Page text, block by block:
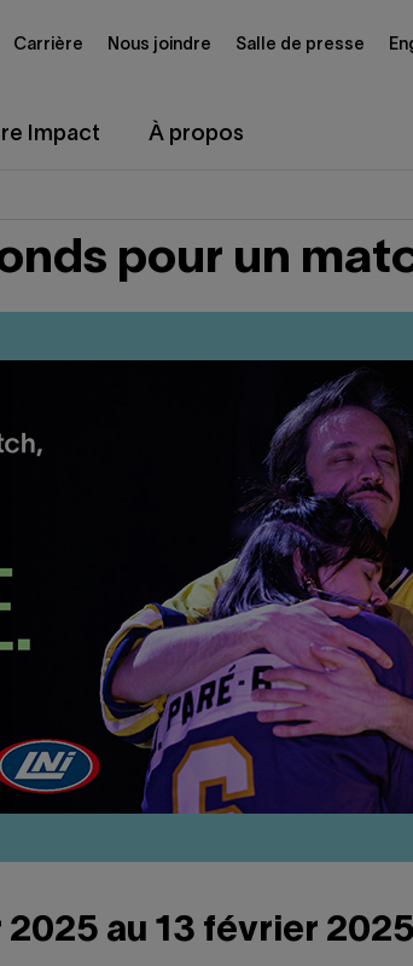
Impact À propos
Carrière Nous joindre Salle de presse
pour un
2025 au 13 février 2025